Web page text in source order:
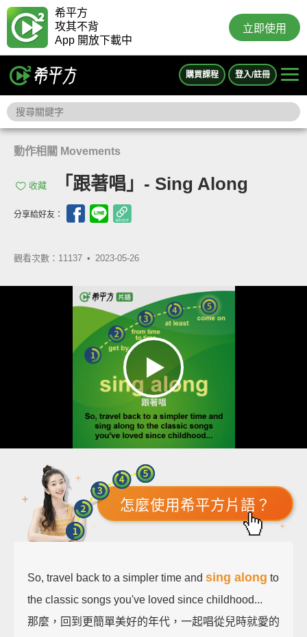
希平方
攻其不背
App 開放下載中
立即使用
購買課程 登入/註冊
動作相關 Movements
收藏 「跟著唱」- Sing Along
分享給好友：
觀看次數：11137 • 2023-05-26
怎麼使用希平方片語？
So, travel back to a simpler time and sing along to
the classic songs you've loved since childhood...
那麼，回到更簡單美好的年代，一起唱從兒時就愛的